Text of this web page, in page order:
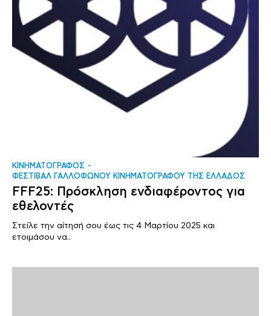
ΚΙΝΗΜΑΤΟΓΡΑΦΟΣ
ΦΕΣΤΙΒΑΛ ΓΑΛΛΟΦΩΝΟΥ ΚΙΝΗΜΑΤΟΓΡΑΦΟΥ ΤΗΣ ΕΛΛΑΔΟΣ
FFF25: Πρόσκληση ενδιαφέροντος για
εθελοντές
Στείλε την αίτησή σου έως τις 4 Μαρτίου 2025 και
ετοιμάσου να..